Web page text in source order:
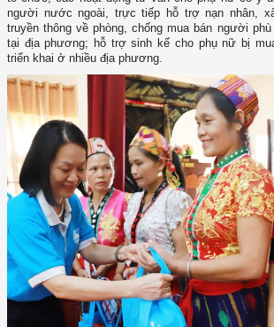
người nước ngoài, trực tiếp hỗ trợ nạn nhân,
truyền thông về phòng, chống mua bán người
tại địa phương; hỗ trợ sinh kế cho phụ nữ bị
triển khai ở nhiều địa phương.